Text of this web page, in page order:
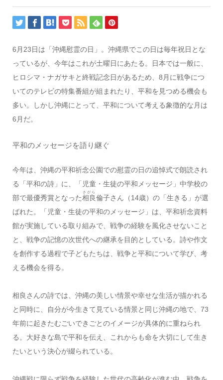
6月23日は「沖縄慰霊の日」。沖縄県でこの日は毎年祝日とな
っているが、今年はこれが土曜日にあたる。日本では一般に、
ヒロシマ・ナガサキと終戦記念日があるため、8月に戦争につ
いてのテレビの特集番組が組まれたり、平和を見つめる機会も
多い。しかし沖縄にとって、平和について考える象徴的な月は
6月だ。
平和のメッセージを語り継ぐ
今年は、沖縄の平和祈念公園での慰霊の日の追悼式で朗読され
る「平和の詩」に、「児童・生徒の平和メッセージ」中学校の
部で最優秀賞となった相良
さがら
倫子さん（14歳）の「生きる」が選
ばれた。「児童・生徒の平和のメッセージ」は、平和祈念資料
館が実施している取り組みで、戦争の経験を風化させないこと
と、戦争の記憶の次世代への継承を目的としている。詩や作文
を創作する過程で子どもたちは、戦争と平和について学び、考
える機会を得る。
相良さんの詩では、沖縄の美しい情景や幸せな生活が描かれる
と同時に、自分が今生きて見ている情景と同じ沖縄の地で、73
年前に起きたむごいできごとのイメージが具体的に重ねられ
る。大好きな島で平和を伝え、これからも命を大切にして生き
たいという決心が綴られている。